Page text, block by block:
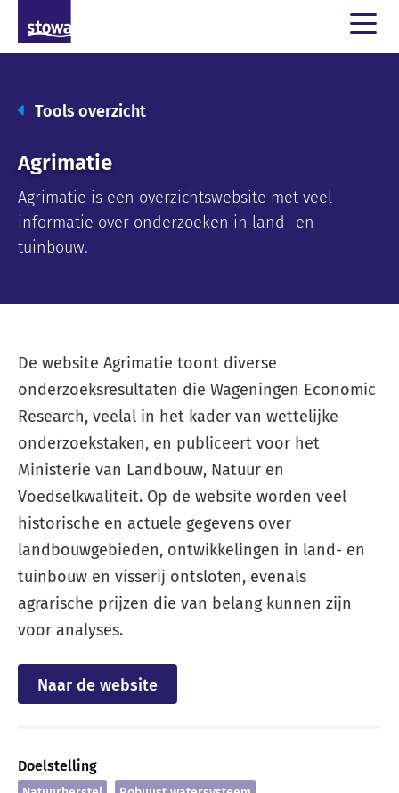
Tools overzicht
Agrimatie
Agrimatie is een overzichtswebsite met veel
informatie over onderzoeken in land- en
tuinbouw.
De website Agrimatie toont diverse
onderzoeksresultaten die Wageningen Economic
Research, veelal in het kader van wettelijke
onderzoekstaken, en publiceert voor het
Ministerie van Landbouw, Natuur en
Voedselkwaliteit. Op de website worden veel
historische en actuele gegevens over
landbouwgebieden, ontwikkelingen in land- en
tuinbouw en visserij ontsloten, evenals
agrarische prijzen die van belang kunnen zijn
voor analyses.
Naar de website
Doelstelling